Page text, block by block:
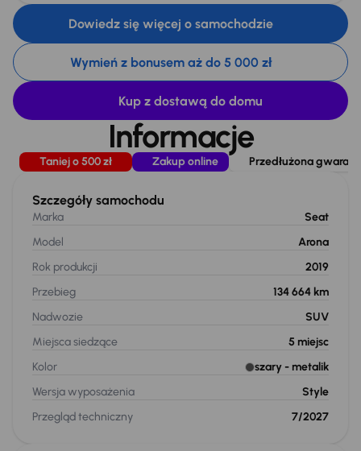
Dowiedz się więcej o samochodzie
Wymień z bonusem aż do 5 000 zł
Kup z dostawą do domu
Informacje
Taniej o 500 zł Zakup online Przedłużona
Szczegóły samochodu
Marka
Seat
Model
Arona
Rok produkcji
2019
Przebieg
134 664 km
Nadwozie
SUV
Miejsca siedzące
5 miejsc
Kolor
szary - metalik
Wersja wyposażenia
Style
Przegląd techniczny
7/2027